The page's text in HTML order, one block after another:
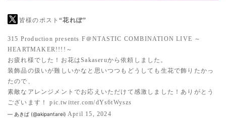
皆様のポスト“花れぽ”
315 Production presents F＠NTASTIC COMBINATION LIVE ～
HEARTMAKER!!!!～
お疲れ様でした！お花はSakaseruから依頼しました。
装飾品の扱いが難しいかなと思いつつもどうしても生花で飾りたかっ
たので、
素敵なアレンジメントでお応えいただけて感激しました！ありがとう
ございます！pic.twitter.com/dYs6tWyszs
— あきぱ (@akipantarei) April 15, 2024